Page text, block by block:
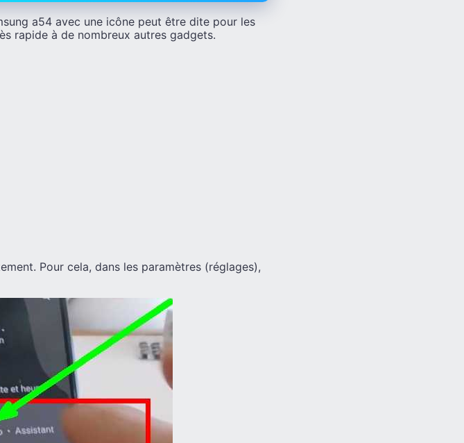
a54 avec une icône peut être dite pour les
rapide à de nombreux autres gadgets.
Pour cela, dans les paramètres (réglages),